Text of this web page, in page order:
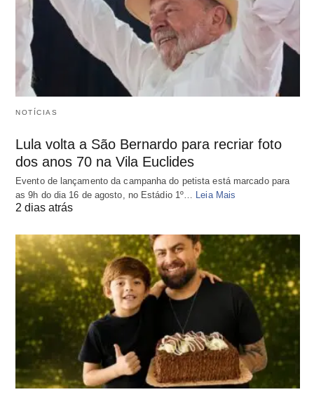
NOTÍCIAS
Lula volta a São Bernardo para recriar foto
dos anos 70 na Vila Euclides
Evento de lançamento da campanha do petista está marcado para
as 9h do dia 16 de agosto, no Estádio 1º…
Leia Mais
2 dias atrás